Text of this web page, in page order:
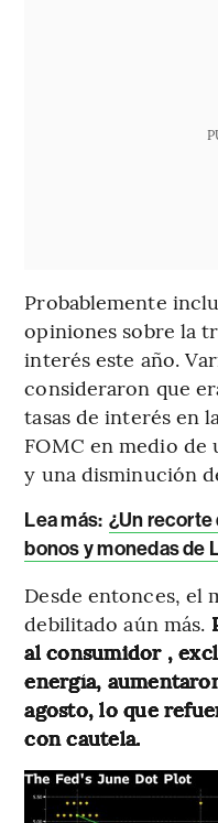
Probablemente
opiniones sobre la
interés este año.
consideraron que
tasas de interés en
FOMC en medio
y una disminución
Lea más: ¿Un recorte
bonos y monedas de
Desde entonces, el
debilitado aún más.
al consumidor ,
energía,
agosto, lo que
con cautela.